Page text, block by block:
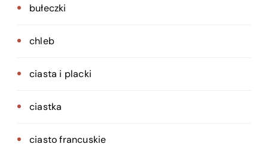
bułeczki
chleb
ciasta i placki
ciastka
ciasto francuskie